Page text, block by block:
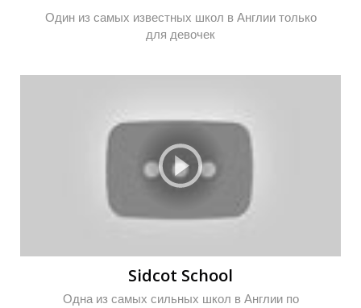
О
Один из самых известных школ в Англии только
для девочек
Sidcot School
Одна из самых сильных школ в Англии по
О